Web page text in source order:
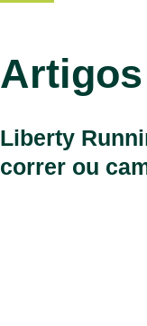
Liberty
correr ou